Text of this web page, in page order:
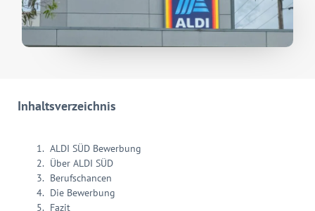
Inhaltsverzeichnis
ALDI SÜD Bewerbung
Über ALDI SÜD
Berufschancen
Die Bewerbung
Fazit